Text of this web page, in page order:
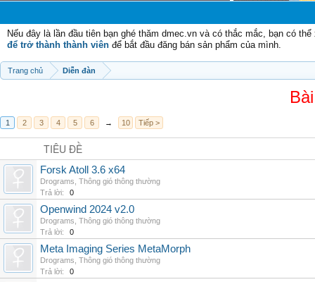
Nếu đây là lần đầu tiên bạn ghé thăm dmec.vn và có thắc mắc, bạn có
để trở thành thành viên để bắt đầu đăng bán sản phẩm của mình.
Trang chủ Diễn đàn
1 2 3 4 5 6 → 10 Tiếp >
TIÊU ĐỀ
Forsk Atoll 3.6 x64
Drograms Thông gió thông thường
Trả lời:
0
Openwind 2024 v2.0
Drograms Thông gió thông thường
Trả lời:
0
Meta Imaging Series MetaMorph
Drograms Thông gió thông thường
Trả lời:
0